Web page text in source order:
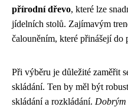
přírodní dřevo, které lze
jídelních stolů. Zajímavým
čalouněním, které přinášejí
Při výběru je důležité zaměřit
skládání. Ten by měl být
skládání a rozkládání. Dobrým